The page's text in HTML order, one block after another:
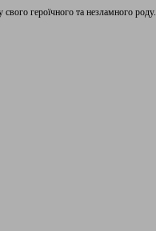
героїчного та незламного роду.